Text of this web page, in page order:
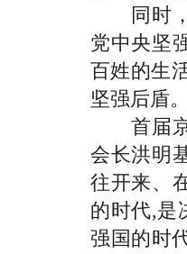
同时，
党中央坚
百姓的生
坚强后盾
首届京
会长洪明
往开来、
的时代,是
强国的时